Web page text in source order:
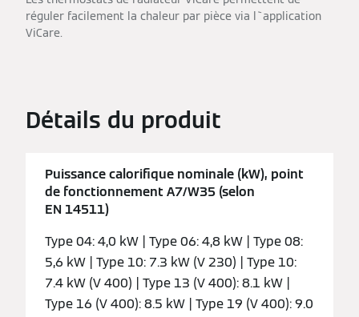
réguler facilement la chaleur par pièce via l`application
ViCare.
Détails du produit
Puissance calorifique nominale (kW), point
de fonctionnement A7/W35 (selon
EN 14511)
Type 04: 4,0 kW | Type 06: 4,8 kW | Type 08:
5,6 kW | Type 10: 7.3 kW (V 230) | Type 10:
7.4 kW (V 400) | Type 13 (V 400): 8.1 kW |
Type 16 (V 400): 8.5 kW | Type 19 (V 400): 9.0